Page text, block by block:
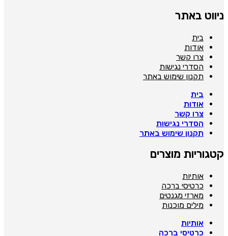
באתר
בית
אודות
צרו קשר
הסדרי נגישות
תקנון שימוש באתר
בית
אודות
צרו קשר
הסדרי נגישות
תקנון שימוש באתר
מוצרים
אותיות
כרטיסי ברכה
מארזי מגנטים
מילים מוכנות
אותיות
כרטיסי ברכה